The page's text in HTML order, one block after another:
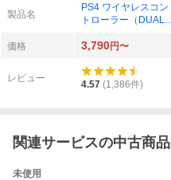
製品名
PS4 ワイヤレスコン
トローラー（DUALS
ブラック CUH-ZCT2J
価格 3,790円〜
レビュー
4.57 (1,386件)
関連サービスの中古商品
未使用